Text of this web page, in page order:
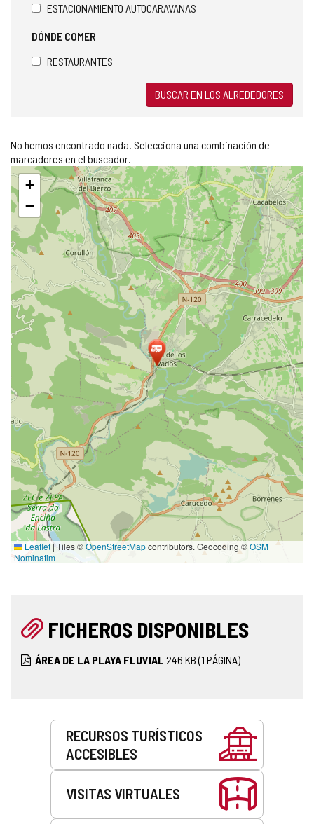
ESTACIONAMIENTO AUTOCARAVANAS
DÓNDE COMER
RESTAURANTES
BUSCAR EN LOS ALREDEDORES
No hemos encontrado nada. Selecciona una combinación de
marcadores en el buscador.
Saltar
mapa
+
−
Leaflet| Tiles ©OpenStreetMapcontributors. Geocoding ©OSM
Nominatim
FICHEROS DISPONIBLES
ÁREA DE LA PLAYA FLUVIAL 246 KB(1 PÁGINA)
RECURSOS TURÍSTICOS
ACCESIBLES
VISITAS VIRTUALES